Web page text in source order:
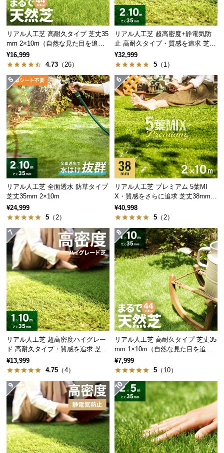
て
会
員
規
約
に
つ
い
て
お
客
サ
ポ
ー
ト
お
知
ら
せ
ブ
ロ
企
業
情
報
リアル人工芝 高耐久タイプ 芝丈35
mm 2×10m（自然な見た目を追
求・U字ピン付属）
¥16,999
4.73 （26）
リアル人工芝 超高密度+静電気防
止 高耐久タイプ・質感を追求 芝丈
35mm 2×10m
¥32,999
5 （1）
リアル人工芝 全面透水 防草タイプ
芝丈35mm 2×10m
¥24,999
5 （2）
リアル人工芝 プレミアム 5葉MI
X・質感をさらに追求 芝丈38mm 2
×10m
¥40,998
5 （2）
リアル人工芝 超高密度ハイグレー
ド 高耐久タイプ・質感を追求 芝丈
35mm 1×10m
¥13,999
4.75 （4）
リアル人工芝 高耐久タイプ 芝丈35
mm 1×10m（自然な見た目を追
求・U字ピン付属）
¥7,999
5 （10）